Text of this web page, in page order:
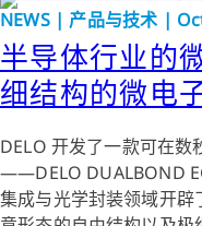
NEWS | 产品与技术 |
半导体行业的
细结构的微电
DELO 开发了一款可在
——DELO DUALBOND
集成与光学封装领域开